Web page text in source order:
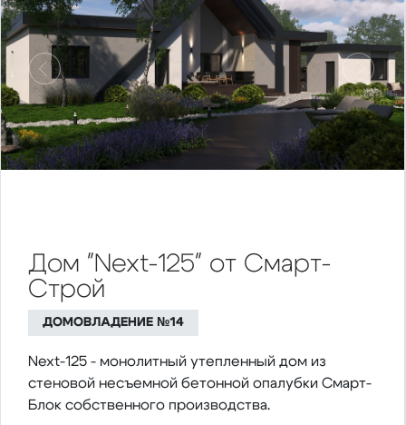
Предыдущий
Дом "Next-125" от Смарт-
Строй
ДОМОВЛАДЕНИЕ №14
Next-125 - монолитный утепленный дом из
стеновой несъемной бетонной опалубки Смарт-
Блок собственного производства.